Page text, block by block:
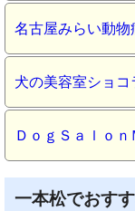
名古屋みらい動物
犬の美容室ショコ
ＤｏｇＳａｌｏ
一本松でおす